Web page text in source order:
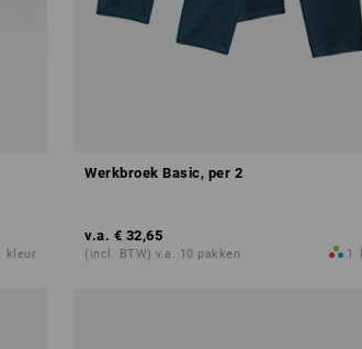
kleur
Werkbroek Basic, per 2
v.a. € 32,65
(incl. BTW) v.a. 10 pakken 1